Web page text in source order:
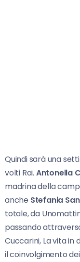
Quindi sarà una
volti Rai. Antonella
madrina della
anche Stefania
totale, da
passando
Cuccarini, La vita in
il coinvolgimento